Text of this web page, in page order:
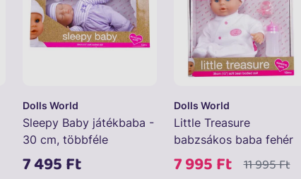
Dolls World
Sleepy Baby játékbaba -
30 cm, többféle
7 495 Ft
Dolls World
Little Treasure
babzsákos baba fehér
ruhában - 38 cm
7 995 Ft 11 995 Ft